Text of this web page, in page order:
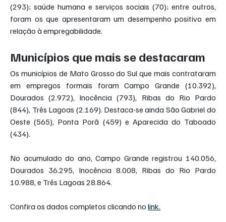
(293); saúde humana e serviços sociais (70); entre outros,
foram os que apresentaram um desempenho positivo em
relação à empregabilidade.
Municípios que mais se destacaram
Os municípios de Mato Grosso do Sul que mais contrataram
em empregos formais foram Campo Grande (10.392),
Dourados (2.972), Inocência (793), Ribas do Rio Pardo
(844), Três Lagoas (2.169). Destaca-se ainda São Gabriel do
Oeste (565), Ponta Porã (459) e Aparecida do Taboado
(434).
No acumulado do ano, Campo Grande registrou 140.056,
Dourados 36.295, Inocência 8.008, Ribas do Rio Pardo
10.988, e Três Lagoas 28.864.
Confira os dados completos clicando no link.